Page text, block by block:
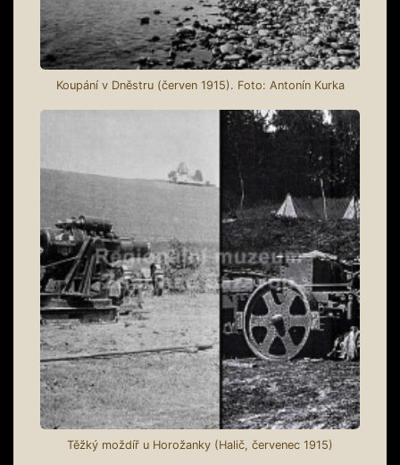
Koupání v Dněstru (červen 1915). Foto: Antonín Kurka
Těžký moždíř u Horožanky (Halič, červenec 1915)